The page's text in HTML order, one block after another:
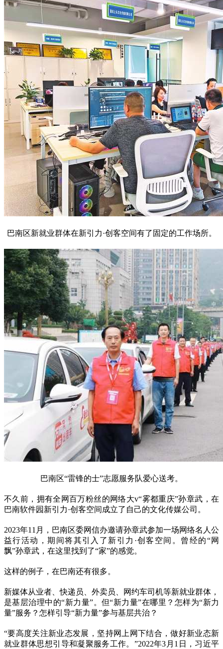
巴南区新就业群体在新引力·创客空间有了固定的工作场所。
巴南区“雷锋的士”志愿服务队爱心送考。
不久前，拥有全网百万粉丝的网络大v“雾都重庆”孙章武，在
巴南软件园新引力·创客空间成立了自己的文化传媒公司。
2023年11月，巴南区委网信办邀请孙章武参加一场网络名人公
益行活动，期间将其引入了新引力·创客空间。曾经的“网
飘”孙章武，在这里找到了“家”的感觉。
这样的例子，在巴南还有很多。
新媒体从业者、快递员、外卖员、网约车司机等新就业群体，
是基层治理中的“新力量”。但“新力量”在哪里？怎样为“新力
量”服务？怎样引导“新力量”参与基层共治？
“要高度关注新业态发展，坚持网上网下结合，做好新业态新
就业群体思想引导和凝聚服务工作。”2022年3月1日，习近平